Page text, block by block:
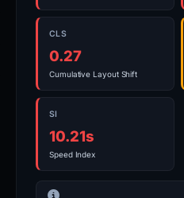
CLS
0.27
Cumulative Layout Shift
SI
10.21s
Speed Index